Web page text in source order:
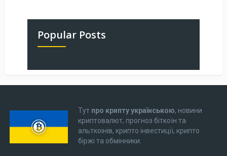
Popular Posts
Тут про крипту українською, новини
криптовалют, прогноз біткоїн та
альткоінів, крипто інвестиції, крипто
біржі та обмінники.